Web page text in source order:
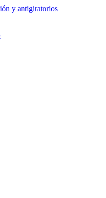
y antigiratorios